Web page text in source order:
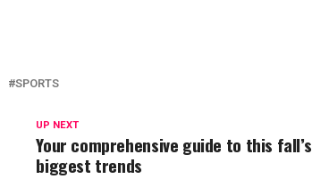
SPORTS
UP NEXT
Your comprehensive guide to this fall’s
biggest trends